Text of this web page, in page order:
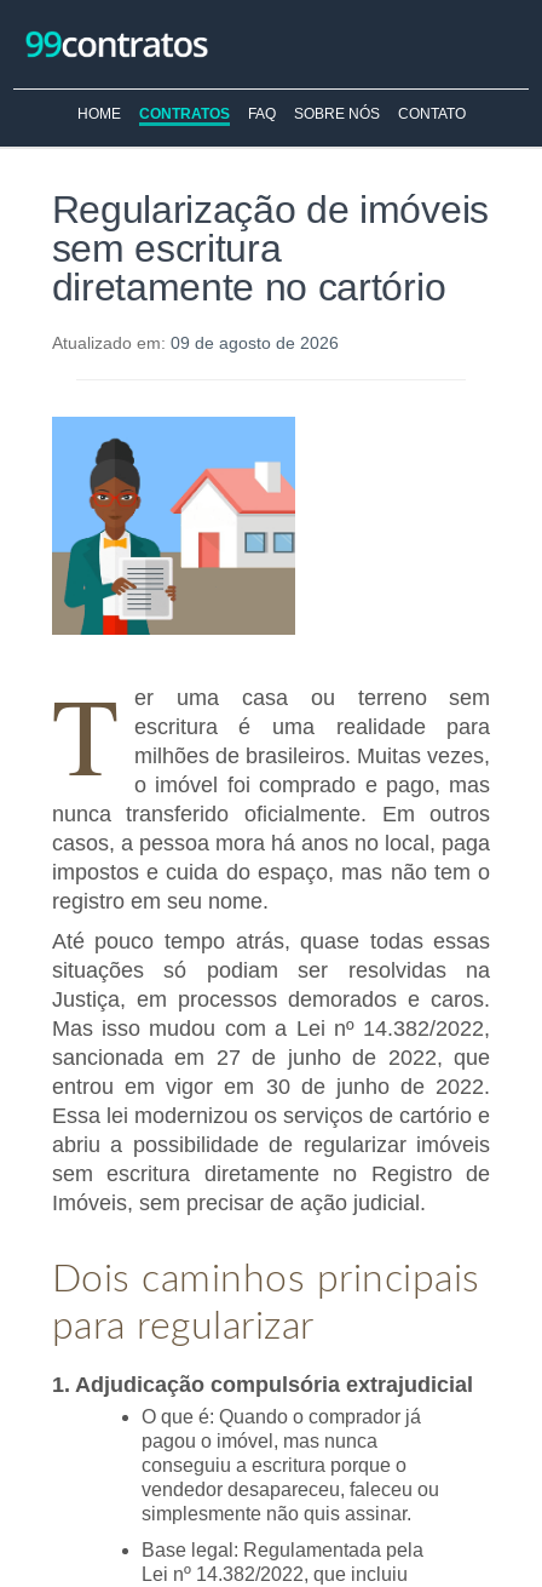
HOME CONTRATOS FAQ SOBRE NÓS CONTATO
Regularização de imóveis
sem escritura
diretamente no cartório
Atualizado em: 09 de agosto de 2026
T
er uma casa ou terreno sem
escritura é uma realidade para
milhões de brasileiros. Muitas vezes,
o imóvel foi comprado e pago, mas
nunca transferido oficialmente. Em outros
casos, a pessoa mora há anos no local, paga
impostos e cuida do espaço, mas não tem o
registro em seu nome.
Até pouco tempo atrás, quase todas essas
situações só podiam ser resolvidas na
Justiça, em processos demorados e caros.
Mas isso mudou com a Lei nº 14.382/2022,
sancionada em 27 de junho de 2022, que
entrou em vigor em 30 de junho de 2022.
Essa lei modernizou os serviços de cartório e
abriu a possibilidade de regularizar imóveis
sem escritura diretamente no Registro de
Imóveis, sem precisar de ação judicial.
Dois caminhos principais
para regularizar
1. Adjudicação compulsória extrajudicial
O que é: Quando o comprador já
pagou o imóvel, mas nunca
conseguiu a escritura porque o
vendedor desapareceu, faleceu ou
simplesmente não quis assinar.
Base legal: Regulamentada pela
Lei nº 14.382/2022, que incluiu